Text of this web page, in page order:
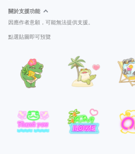
關於支援功能
因應作者意願，可能無法提供支援。
點選貼圖即可預覽